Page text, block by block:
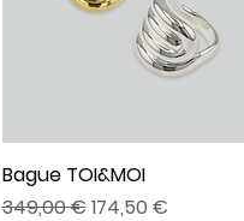
Aperçu rapide
Bague TOI&MOI
Prix original
349,00 €Prix promotionnel
174,50 €